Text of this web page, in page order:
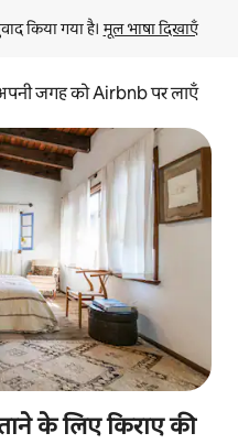
किया गया है। मूल भाषा दिखाएँ
जगह को Airbnb पर लाएँ
के लिए किराए की